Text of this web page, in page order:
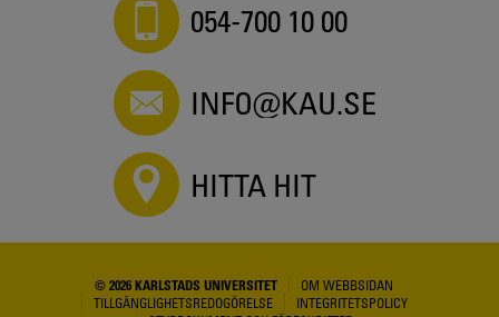
054-700 10 00
INFO@KAU.SE
HITTA HIT
© 2026 KARLSTADS UNIVERSITET
OM WEBBSIDAN
TILLGÄNGLIGHETSREDOGÖRELSE
INTEGRITETSPOLICY